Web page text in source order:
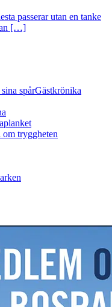
passerar utan en tanke
[…]
spårGästkrönika
planket
tryggheten